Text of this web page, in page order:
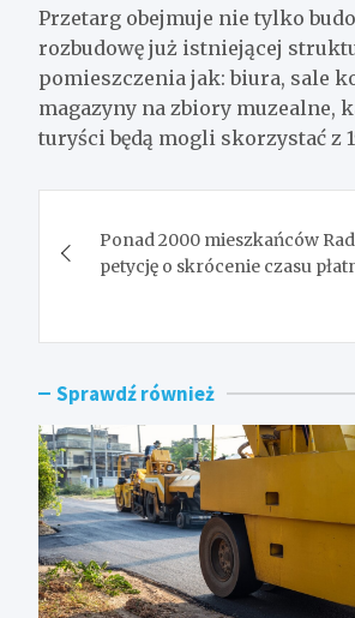
Przetarg obejmuje nie tylko
rozbudowę już istniejącej
pomieszczenia jak: biura, sale
magazyny na zbiory muzealne,
turyści będą mogli skorzystać z
wpisu
Ponad 2000 mieszkańców
petycję o skrócenie czasu
Sprawdź również